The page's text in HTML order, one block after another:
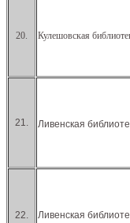
20. Кулешовская
21. Ливенская
22. Ливенская